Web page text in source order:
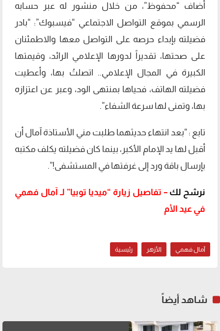
أضاف “محفوظ”، من خلال منشور له عبر حسابه
الرسمي بموقع التواصل الاجتماعي “فيسبوك”: “بادر
فضيلته بإبداء حرصه على التواصل معها والاطمئنان
على صحتها، تقديراً لدورها الإعلامي الرائد، وقيمتها
الكبيرة في المجال الإعلامي.. اتصلتُ بها، وأعطيت
فضيلته الهاتف، فحياها بمنتهى الود، وعبر عن اعتزازه
بها، وتمنى لها سرعة الشفاء”.
تابع : “بعد انتهاء حديثهما طلبت مني الأستاذة آمال أن
أقبل لها يد الإمام الأكبر، بينما كان فضيلته يكلف مكتبه
بإرسال باقة ورد إلى غرفتها في المستشفى!”.
نرشح لك – تفاصيل زيارة “ميديا توبيا” لـ آمال فهمي
في عيد الأم
آمال فهمي الأزهر رئيسية
شاهد أيضاً